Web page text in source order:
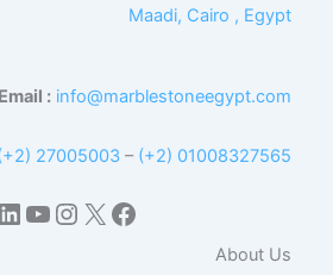
Maadi, Cairo , Egypt
Email : info@marblestoneegypt.com
27005003 – (+2) 01008327565
فيسبوك
إكس لينكد إن
About Us